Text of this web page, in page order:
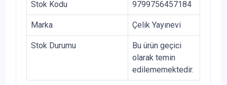
Stok Kodu 9799756457184
Marka Çelik Yayınevi
Stok Durumu
Bu ürün geçici
olarak temin
edilememektedir.